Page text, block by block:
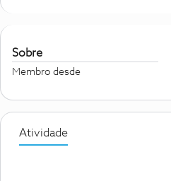
Sobre
Membro desde
Atividade